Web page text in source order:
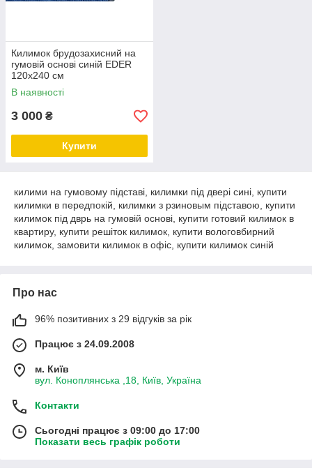
Килимок брудозахисний на
гумовій основі синій EDER
120х240 см
В наявності
3 000 ₴
Купити
килими на гумовому підставі, килимки під двері сині, купити
килимки в передпокій, килимки з рзиновым підставою, купити
килимок під дврь на гумовій основі, купити готовий килимок в
квартиру, купити решіток килимок, купити вологовбирний
килимок, замовити килимок в офіс, купити килимок синій
Про нас
96% позитивних з 29 відгуків за рік
Працює з 24.09.2008
м. Київ
вул. Коноплянська ,18, Київ, Україна
Контакти
Сьогодні працює з 09:00 до 17:00
Показати весь графік роботи